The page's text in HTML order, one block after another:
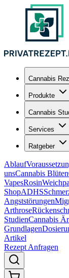
Cannabis
Produkte
Cannabis
Services
Ratgeber
Ablauf
unsCannabis Blüten
VapesRosin
ShopADHS
Angststörungen
Arthrose
StudienCannabis
Grundlagen
Artikel
Rezept Anfragen